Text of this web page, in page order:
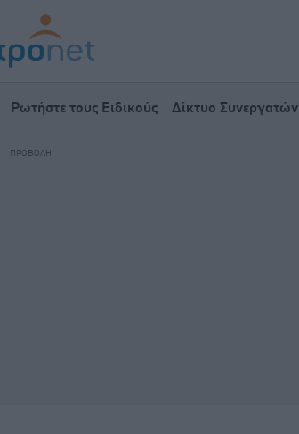
Ρωτήστε τους Ειδικούς Δίκτυο Συνεργατών